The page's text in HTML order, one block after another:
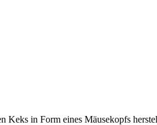
Keks in Form eines Mäusekopfs